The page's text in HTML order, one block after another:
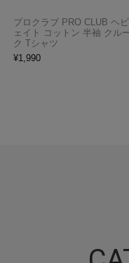
プロクラブ PRO CLUB ヘ
ェイト コットン 半袖 クル
ク Tシャツ
¥1,990